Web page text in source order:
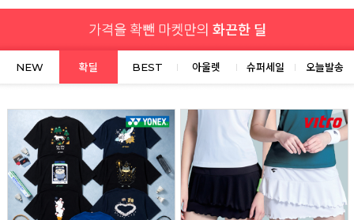
NEW 확딜 BEST 아울렛 슈퍼세일 오늘발송